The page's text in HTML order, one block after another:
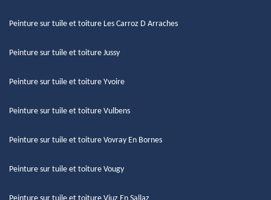
Peinture sur tuile et toiture Les Carroz D Arraches
Peinture sur tuile et toiture Jussy
Peinture sur tuile et toiture Yvoire
Peinture sur tuile et toiture Vulbens
Peinture sur tuile et toiture Vovray En Bornes
Peinture sur tuile et toiture Vougy